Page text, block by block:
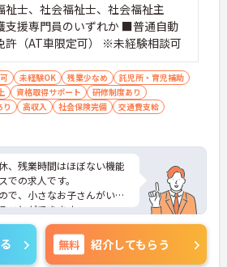
士、社会福祉士、社会福祉主
支援専門員のいずれか ■普通自動
許（AT車限定可） ※未経験相談可
未経験OK 残業少なめ
託児所・育児補助
資格取得サポート
研修制度あり
高収入 社会保険完備
交通費支給
、残業時間はほぼない機能
での求人です。
で、小さなお子さんがいる
ことができます。
対策ポイントなど、さらに
のでお気軽にご相談くださ
無料 紹介してもらう